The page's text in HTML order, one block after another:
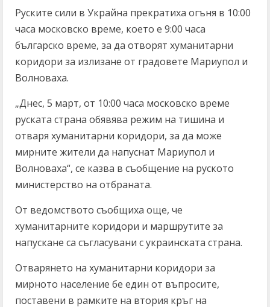
Руските сили в Украйна прекратиха огъня в 10:00
часа московско време, което е 9:00 часа
българско време, за да отворят хуманитарни
коридори за излизане от градовете Мариупол и
Волноваха.
„Днес, 5 март, от 10:00 часа московско време
руската страна обявява режим на тишина и
отваря хуманитарни коридори, за да може
мирните жители да напуснат Мариупол и
Волноваха“, се казва в съобщение на руското
министерство на отбраната.
От ведомството съобщиха още, че
хуманитарните коридори и маршрутите за
напускане са съгласувани с украинската страна.
Отварянето на хуманитарни коридори за
мирното население бе един от въпросите,
поставени в рамките на втория кръг на